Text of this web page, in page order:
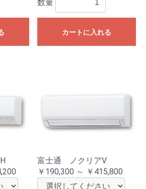
数量
カートに入れる
富士通 ノクリアV
￥190,300 ～ ￥415,800